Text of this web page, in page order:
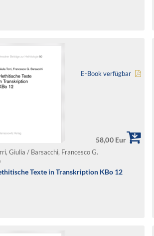
E-Book verfügbar
58,00 Eur
Giulia / Barsacchi, Francesco G.
Texte in Transkription KBo 12